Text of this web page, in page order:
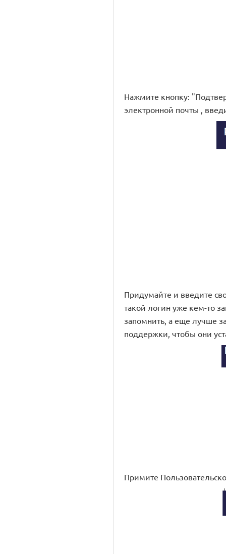
Нажмите кнопку:
электронной почты ,
Придумайте и введите
такой логин уже кем-то
запомнить, а еще лучше
поддержки, чтобы они
Примите